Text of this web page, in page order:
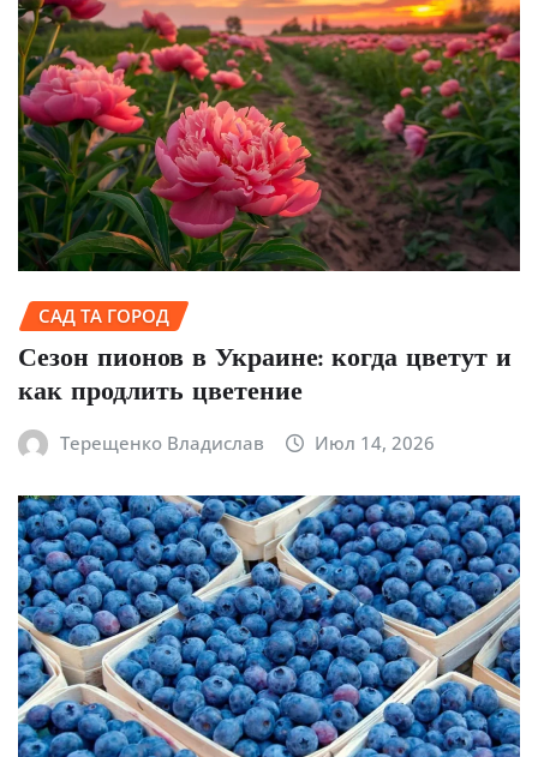
САД ТА ГОРОД
Сезон пионов в Украине: когда цветут и
как продлить цветение
Терещенко Владислав Июл 14, 2026